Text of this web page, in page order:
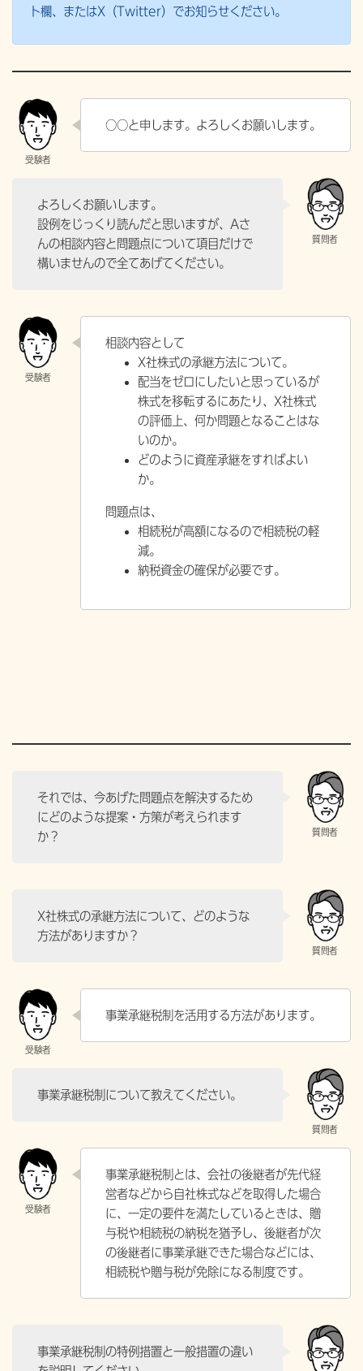
ト欄、またはX（Twitter）でお知らせください。
○○と申します。よろしくお願いします。
よろしくお願いします。
設例をじっくり読んだと思いますが、Aさ
んの相談内容と問題点について項目だけで
構いませんので全てあげてください。
相談内容として
X社株式の承継方法について。
配当をゼロにしたいと思っているが
株式を移転するにあたり、X社株式
の評価上、何か問題となることはな
いのか。
どのように資産承継をすればよい
か。
問題点は、
相続税が高額になるので相続税の軽
減。
納税資金の確保が必要です。
それでは、今あげた問題点を解決するため
にどのような提案・方策が考えられます
か？
X社株式の承継方法について、どのような
方法がありますか？
事業承継税制を活用する方法があります。
事業承継税制について教えてください。
事業承継税制とは、会社の後継者が先代経
営者などから自社株式などを取得した場合
に、一定の要件を満たしているときは、贈
与税や相続税の納税を猶予し、後継者が次
の後継者に事業承継できた場合などには、
相続税や贈与税が免除になる制度です。
事業承継税制の特例措置と一般措置の違い